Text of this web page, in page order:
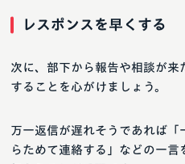
レスポンスを早くする
次に、部下から報告や相談が
することを心がけましょう。
万一返信が遅れそうであれば
らためて連絡する」などの一言